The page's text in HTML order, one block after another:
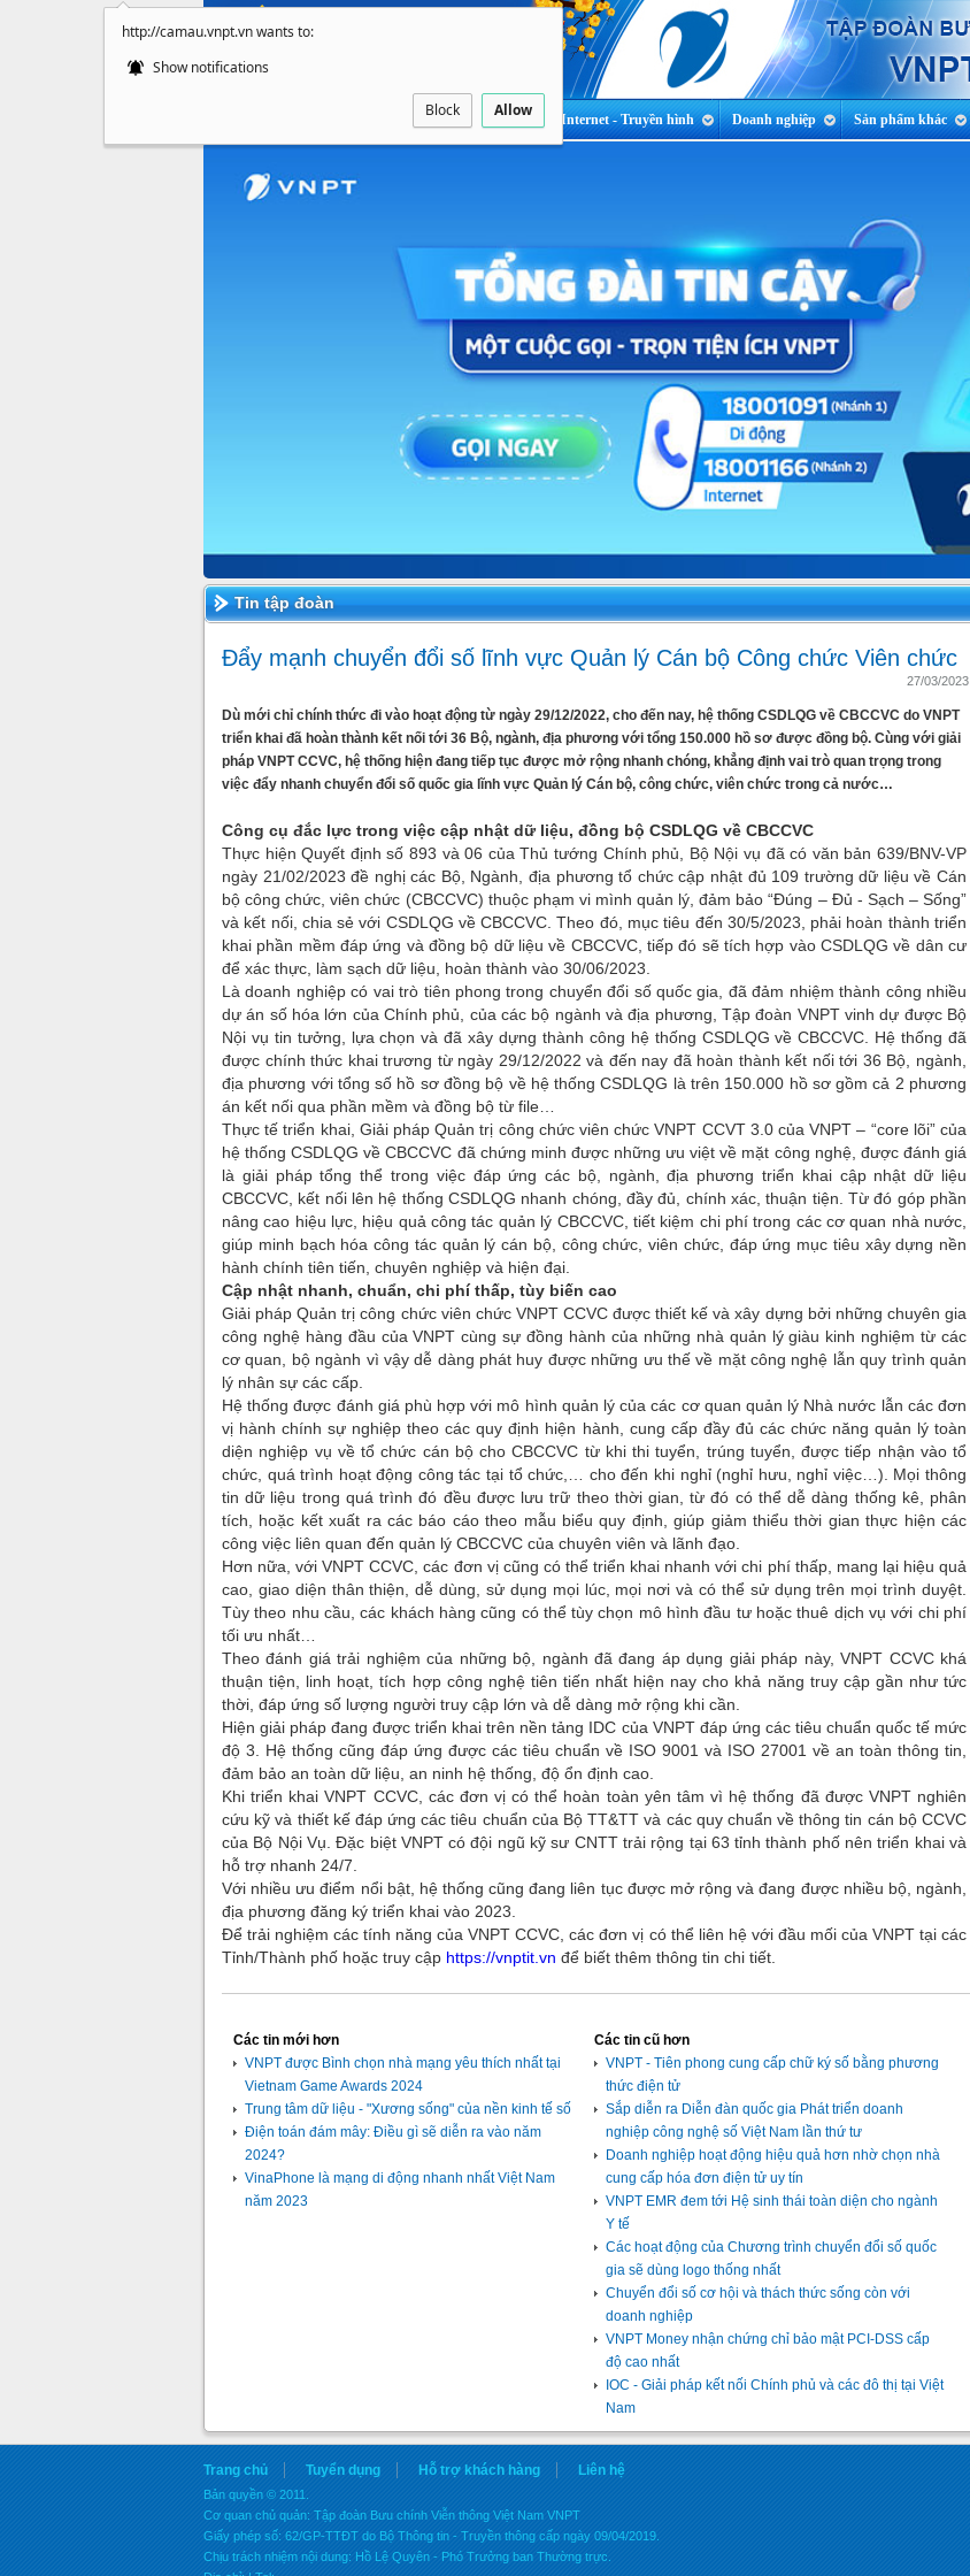
http://camau.vnpt.vn wants to:
Show notifications
Block Allow
Tin tức Di động Internet - Truyền hình Doanh nghiệp Sản phẩm khác
Tin tập đoàn
Đẩy mạnh chuyển đổi số lĩnh vực Quản lý Cán bộ Công chức Viên chức
27/03/2023
Dù mới chỉ chính thức đi vào hoạt động từ ngày 29/12/2022, cho đến nay, hệ thống CSDLQG về CBCCVC do VNPT
triển khai đã hoàn thành kết nối tới 36 Bộ, ngành, địa phương với tổng 150.000 hồ sơ được đồng bộ. Cùng với giải
pháp VNPT CCVC, hệ thống hiện đang tiếp tục được mở rộng nhanh chóng, khẳng định vai trò quan trọng trong
việc đẩy nhanh chuyển đổi số quốc gia lĩnh vực Quản lý Cán bộ, công chức, viên chức trong cả nước…
Công cụ đắc lực trong việc cập nhật dữ liệu, đồng bộ CSDLQG về CBCCVC
Thực hiện Quyết định số 893 và 06 của Thủ tướng Chính phủ, Bộ Nội vụ đã có văn bản 639/BNV-VP
ngày 21/02/2023 đề nghị các Bộ, Ngành, địa phương tổ chức cập nhật đủ 109 trường dữ liệu về Cán
bộ công chức, viên chức (CBCCVC) thuộc phạm vi mình quản lý, đảm bảo “Đúng – Đủ - Sạch – Sống”
và kết nối, chia sẻ với CSDLQG về CBCCVC. Theo đó, mục tiêu đến 30/5/2023, phải hoàn thành triển
khai phần mềm đáp ứng và đồng bộ dữ liệu về CBCCVC, tiếp đó sẽ tích hợp vào CSDLQG về dân cư
để xác thực, làm sạch dữ liệu, hoàn thành vào 30/06/2023.
Là doanh nghiệp có vai trò tiên phong trong chuyển đổi số quốc gia, đã đảm nhiệm thành công nhiều
dự án số hóa lớn của Chính phủ, của các bộ ngành và địa phương, Tập đoàn VNPT vinh dự được Bộ
Nội vụ tin tưởng, lựa chọn và đã xây dựng thành công hệ thống CSDLQG về CBCCVC. Hệ thống đã
được chính thức khai trương từ ngày 29/12/2022 và đến nay đã hoàn thành kết nối tới 36 Bộ, ngành,
địa phương với tổng số hồ sơ đồng bộ về hệ thống CSDLQG là trên 150.000 hồ sơ gồm cả 2 phương
án kết nối qua phần mềm và đồng bộ từ file…
Thực tế triển khai, Giải pháp Quản trị công chức viên chức VNPT CCVT 3.0 của VNPT – “core lõi” của
hệ thống CSDLQG về CBCCVC đã chứng minh được những ưu việt về mặt công nghệ, được đánh giá
là giải pháp tổng thể trong việc đáp ứng các bộ, ngành, địa phương triển khai cập nhật dữ liệu
CBCCVC, kết nối lên hệ thống CSDLQG nhanh chóng, đầy đủ, chính xác, thuận tiện. Từ đó góp phần
nâng cao hiệu lực, hiệu quả công tác quản lý CBCCVC, tiết kiệm chi phí trong các cơ quan nhà nước,
giúp minh bạch hóa công tác quản lý cán bộ, công chức, viên chức, đáp ứng mục tiêu xây dựng nền
hành chính tiên tiến, chuyên nghiệp và hiện đại.
Cập nhật nhanh, chuẩn, chi phí thấp, tùy biến cao
Giải pháp Quản trị công chức viên chức VNPT CCVC được thiết kế và xây dựng bởi những chuyên gia
công nghệ hàng đầu của VNPT cùng sự đồng hành của những nhà quản lý giàu kinh nghiệm từ các
cơ quan, bộ ngành vì vậy dễ dàng phát huy được những ưu thế về mặt công nghệ lẫn quy trình quản
lý nhân sự các cấp.
Hệ thống được đánh giá phù hợp với mô hình quản lý của các cơ quan quản lý Nhà nước lẫn các đơn
vị hành chính sự nghiệp theo các quy định hiện hành, cung cấp đầy đủ các chức năng quản lý toàn
diện nghiệp vụ về tổ chức cán bộ cho CBCCVC từ khi thi tuyển, trúng tuyển, được tiếp nhận vào tổ
chức, quá trình hoạt động công tác tại tổ chức,… cho đến khi nghỉ (nghỉ hưu, nghỉ việc…). Mọi thông
tin dữ liệu trong quá trình đó đều được lưu trữ theo thời gian, từ đó có thể dễ dàng thống kê, phân
tích, hoặc kết xuất ra các báo cáo theo mẫu biểu quy định, giúp giảm thiểu thời gian thực hiện các
công việc liên quan đến quản lý CBCCVC của chuyên viên và lãnh đạo.
Hơn nữa, với VNPT CCVC, các đơn vị cũng có thể triển khai nhanh với chi phí thấp, mang lại hiệu quả
cao, giao diện thân thiện, dễ dùng, sử dụng mọi lúc, mọi nơi và có thể sử dụng trên mọi trình duyệt.
Tùy theo nhu cầu, các khách hàng cũng có thể tùy chọn mô hình đầu tư hoặc thuê dịch vụ với chi phí
tối ưu nhất…
Theo đánh giá trải nghiệm của những bộ, ngành đã đang áp dụng giải pháp này, VNPT CCVC khá
thuận tiện, linh hoạt, tích hợp công nghệ tiên tiến nhất hiện nay cho khả năng truy cập gần như tức
thời, đáp ứng số lượng người truy cập lớn và dễ dàng mở rộng khi cần.
Hiện giải pháp đang được triển khai trên nền tảng IDC của VNPT đáp ứng các tiêu chuẩn quốc tế mức
độ 3. Hệ thống cũng đáp ứng được các tiêu chuẩn về ISO 9001 và ISO 27001 về an toàn thông tin,
đảm bảo an toàn dữ liệu, an ninh hệ thống, độ ổn định cao.
Khi triển khai VNPT CCVC, các đơn vị có thể hoàn toàn yên tâm vì hệ thống đã được VNPT nghiên
cứu kỹ và thiết kế đáp ứng các tiêu chuẩn của Bộ TT&TT và các quy chuẩn về thông tin cán bộ CCVC
của Bộ Nội Vụ. Đặc biệt VNPT có đội ngũ kỹ sư CNTT trải rộng tại 63 tỉnh thành phố nên triển khai và
hỗ trợ nhanh 24/7.
Với nhiều ưu điểm nổi bật, hệ thống cũng đang liên tục được mở rộng và đang được nhiều bộ, ngành,
địa phương đăng ký triển khai vào 2023.
Để trải nghiệm các tính năng của VNPT CCVC, các đơn vị có thể liên hệ với đầu mối của VNPT tại các
Tỉnh/Thành phố hoặc truy cập https://vnptit.vn để biết thêm thông tin chi tiết.
Các tin mới hơn
VNPT được Bình chọn nhà mạng yêu thích nhất tại
Vietnam Game Awards 2024
Trung tâm dữ liệu - "Xương sống" của nền kinh tế số
Điện toán đám mây: Điều gì sẽ diễn ra vào năm
2024?
VinaPhone là mạng di động nhanh nhất Việt Nam
năm 2023
Các tin cũ hơn
VNPT - Tiên phong cung cấp chữ ký số bằng phương
thức điện tử
Sắp diễn ra Diễn đàn quốc gia Phát triển doanh
nghiệp công nghệ số Việt Nam lần thứ tư
Doanh nghiệp hoạt động hiệu quả hơn nhờ chọn nhà
cung cấp hóa đơn điện tử uy tín
VNPT EMR đem tới Hệ sinh thái toàn diện cho ngành
Y tế
Các hoạt động của Chương trình chuyển đổi số quốc
gia sẽ dùng logo thống nhất
Chuyển đổi số cơ hội và thách thức sống còn với
doanh nghiệp
VNPT Money nhận chứng chỉ bảo mật PCI-DSS cấp
độ cao nhất
IOC - Giải pháp kết nối Chính phủ và các đô thị tại Việt
Nam
Trang chủ Tuyển dụng Hỗ trợ khách hàng Liên hệ
Bản quyền © 2011.
Cơ quan chủ quản: Tập đoàn Bưu chính Viễn thông Việt Nam VNPT
Giấy phép số: 62/GP-TTĐT do Bộ Thông tin - Truyền thông cấp ngày 09/04/2019.
Chịu trách nhiệm nội dung: Hồ Lệ Quyên - Phó Trưởng ban Thường trực.